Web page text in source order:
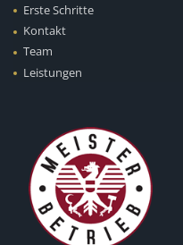
Erste Schritte
Kontakt
Team
Leistungen